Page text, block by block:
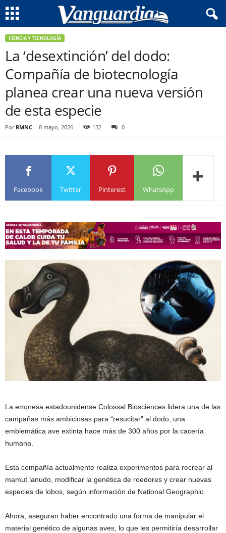
CIENCIA Y TECNOLOGÍA
La ‘desextinción’ del dodo:
Compañía de biotecnología
planea crear una nueva versión
de esta especie
Por RMNC - 8 mayo, 2026 132 0
Facebook Twitter Pinterest WhatsApp
La empresa estadounidense Colossal Biosciences lidera una de las
campañas más ambiciosas para “resucitar” al dodo, una
emblemática ave extinta hace más de 300 años por la cacería
humana.
Esta compañía actualmente realiza experimentos para recrear al
mamut lanudo, modificar la genética de roedores y crear nuevas
especies de lobos, según información de National Geographic.
Ahora, aseguran haber encontrado una forma de manipular el
material genético de algunas aves, lo que les permitiría desarrollar